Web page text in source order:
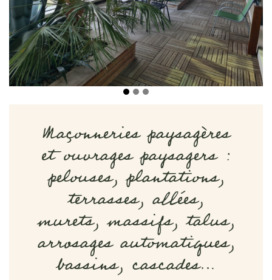
Maçonneries paysagères
et ouvrages paysagers :
pelouses, plantations,
terrasses, allées,
murets, massifs, talus,
arrosages automatiques,
bassins, cascades…